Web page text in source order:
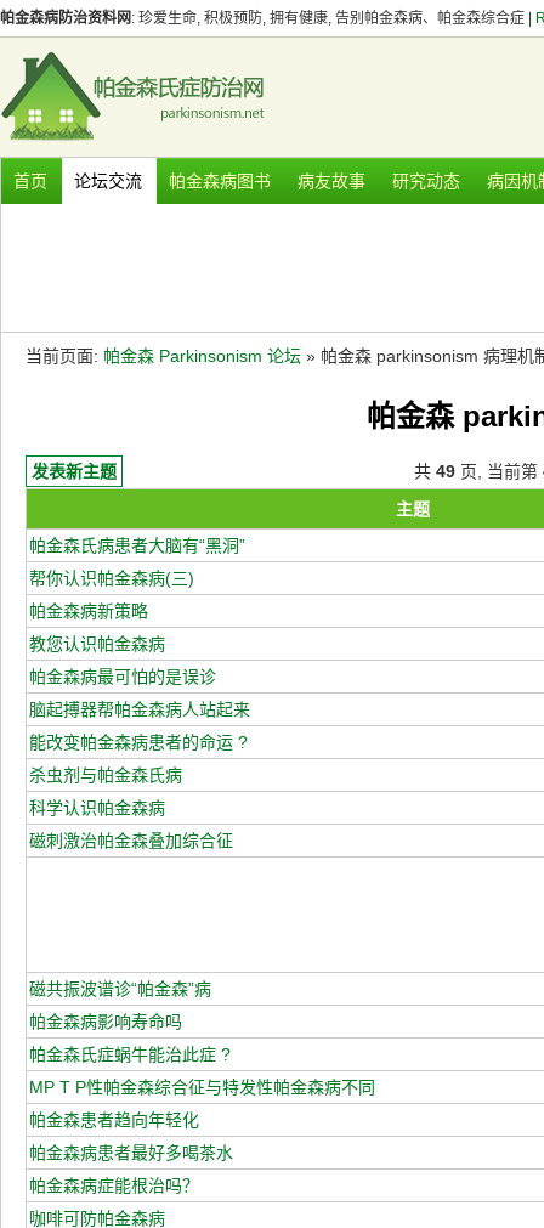
帕金森病防治资料网 : 珍爱生命, 积极预防, 拥有健康, 告别帕金森病、帕金森综合症 |
首页 论坛交流 帕金森病图书 病友故事 研究动态 病因机
当前页面: 帕金森 Parkinsonism 论坛 » 帕金森 parkinsonism 病理机
帕金森
发表新主题 共 49 页, 当前第
主题
帕金森氏病患者大脑有“黑洞”
帮你认识帕金森病(三)
帕金森病新策略
教您认识帕金森病
帕金森病最可怕的是误诊
脑起搏器帮帕金森病人站起来
能改变帕金森病患者的命运 ?
杀虫剂与帕金森氏病
科学认识帕金森病
磁刺激治帕金森叠加综合征
磁共振波谱诊“帕金森”病
帕金森病影响寿命吗
帕金森氏症蜗牛能治此症 ?
MP T P性帕金森综合征与特发性帕金森病不同
帕金森患者趋向年轻化
帕金森病患者最好多喝茶水
帕金森病症能根治吗？
咖啡可防帕金森病